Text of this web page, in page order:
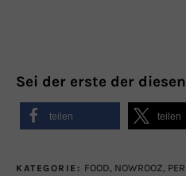
Sei der erste der
teilen teilen
KATEGORIE: FOOD NOWROOZ